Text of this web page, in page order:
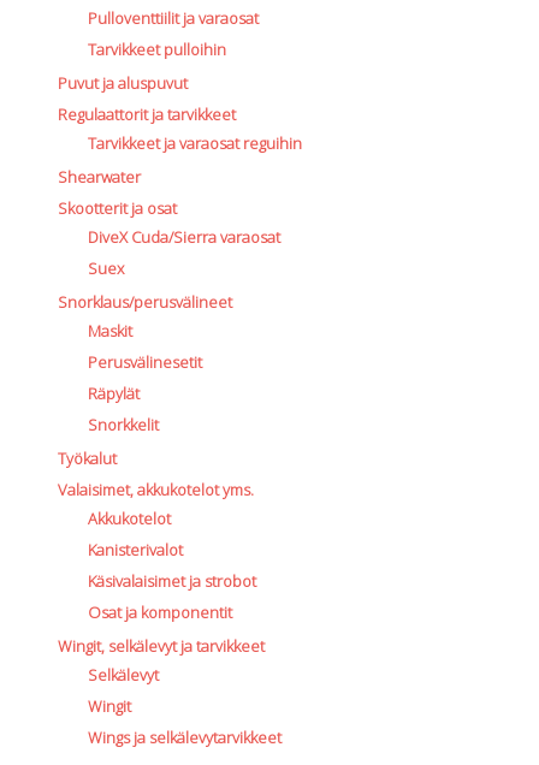
Pulloventtiilit ja varaosat
Tarvikkeet pulloihin
Puvut ja aluspuvut
Regulaattorit ja tarvikkeet
Tarvikkeet ja varaosat reguihin
Shearwater
Skootterit ja osat
DiveX Cuda/Sierra varaosat
Suex
Snorklaus/perusvälineet
Maskit
Perusvälinesetit
Räpylät
Snorkkelit
Työkalut
Valaisimet, akkukotelot yms.
Akkukotelot
Kanisterivalot
Käsivalaisimet ja strobot
Osat ja komponentit
Wingit, selkälevyt ja tarvikkeet
Selkälevyt
Wingit
Wings ja selkälevytarvikkeet